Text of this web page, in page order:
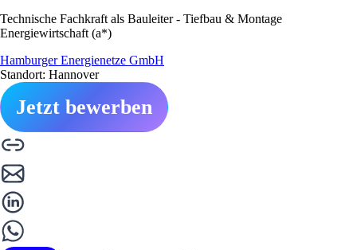
Technische Fachkraft als Bauleiter - Tiefbau & Montage
Energiewirtschaft (a*)
Hamburger Energienetze GmbH
Standort: Hannover
Jetzt bewerben